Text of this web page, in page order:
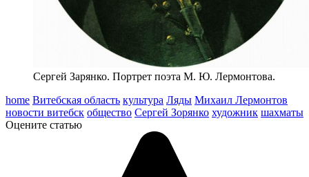
Сергей Зарянко. Портрет поэта М. Ю. Лермонтова.
home Витебская область культура Ляды Михаил Лермонтов
новости витебск общество Сергей Зорянко художник шахматы
Оцените статью